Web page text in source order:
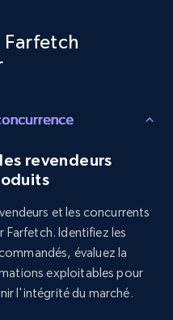
by category url
description,
price, Discount,
Commencer
revendeurs
et les concurrents
Farfetch. Identifiez les
évaluez la
exploitables pour
l'intégrité du marché.